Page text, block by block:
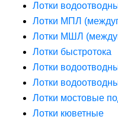
Лотки
Лотки МПЛ
Лотки МШЛ
Лотки быстротока
Лотки
Лотки
Лотки мостовые
Лотки кюветные